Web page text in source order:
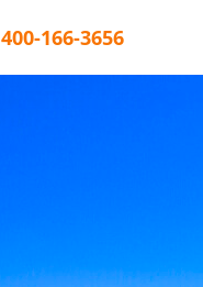
400-166-3656